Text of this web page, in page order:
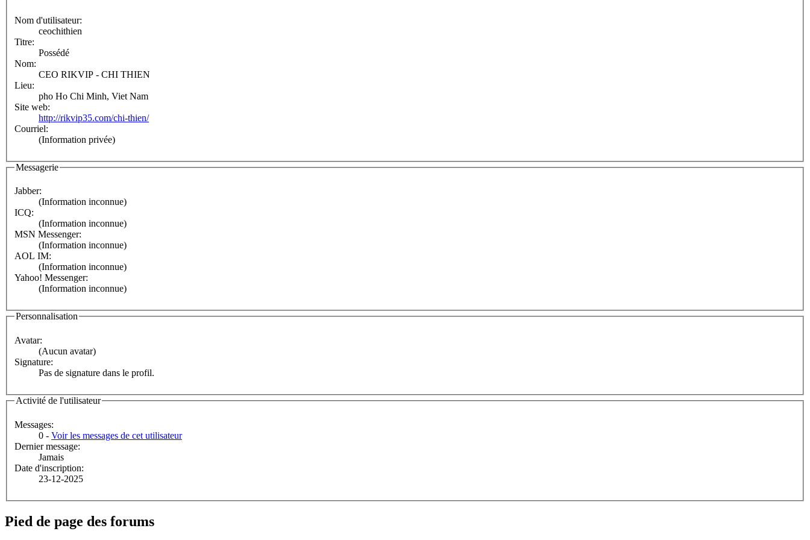
Nom d'utilisateur:
ceochithien
Titre:
Possédé
Nom:
CEO RIKVIP - CHI THIEN
Lieu:
pho Ho Chi Minh, Viet Nam
Site web:
http://rikvip35.com/chi-thien/
Courriel:
(Information privée)
Messagerie
Jabber:
(Information inconnue)
ICQ:
(Information inconnue)
MSN Messenger:
(Information inconnue)
AOL IM:
(Information inconnue)
Yahoo! Messenger:
(Information inconnue)
Personnalisation
Avatar:
(Aucun avatar)
Signature:
Pas de signature dans le profil.
Activité de l'utilisateur
Messages:
0 - Voir les messages de cet utilisateur
Dernier message:
Jamais
Date d'inscription:
23-12-2025
Pied de page des forums